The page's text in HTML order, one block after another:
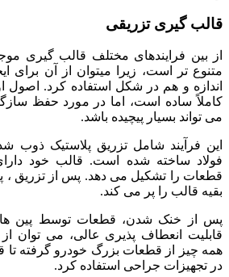
قالب گیری تزریقی
از بین فرایندهای مختلف قالب گیری
متنوع تر است، زیرا میتوان از آن برای
اندازه و هم در شکل استفاده کرد. اصول
کاملاً ساده است، اما در مورد حفظ
می تواند بسیار پیچیده باشد.
این فرآیند شامل تزریق پلاستیک ذوب
فولاد ساخته شده است. قالب خود
قطعات را تشکیل می دهد. پس از تزریق ،
بقیه قالب را پر می کند.
پس از خنک شدن، قطعات توسط پین
قابلیت انعطاف پذیری عالی، می توان از
همه چیز از قطعات بزرگ خودرو گرفته تا
در تجهیزات جراحی استفاده کرد.